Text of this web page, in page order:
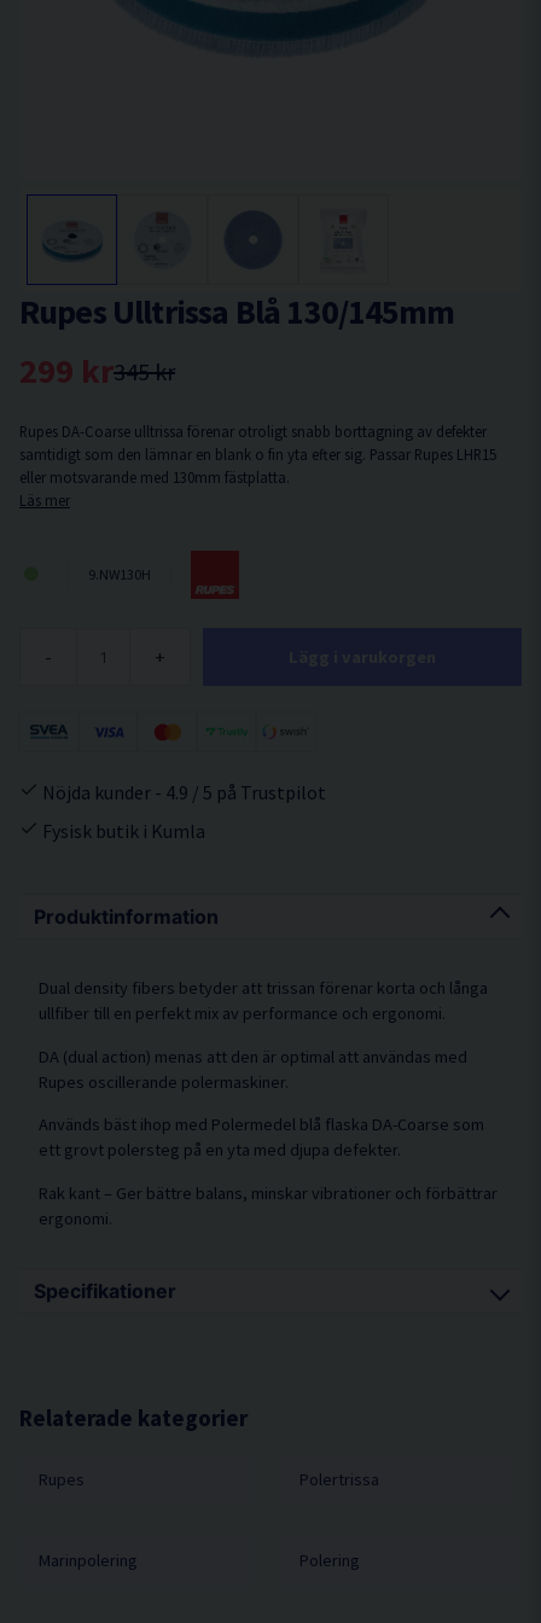
Produktinformation
Dual density fibers betyder att trissan förenar korta och långa
ullfiber till en perfekt mix av performance och ergonomi.
DA (dual action) menas att den är optimal att användas med
Rupes oscillerande polermaskiner.
Används bäst ihop med Polermedel blå flaska DA-Coarse som
ett grovt polersteg på en yta med djupa defekter.
Rak kant – Ger bättre balans, minskar vibrationer och förbättrar
ergonomi.
Specifikationer
Relaterade kategorier
Rupes Polertrissa
Marinpolering Polering
Rupes Ulltrissa Blå 130/145mm
345 kr
299 kr
Rupes DA-Coarse ulltrissa förenar otroligt snabb borttagning av defekter
samtidigt som den lämnar en blank o fin yta efter sig. Passar Rupes LHR15
eller motsvarande med 130mm fästplatta.
Läs mer
9.NW130H
- +
Nöjda kunder - 4.9 / 5 på Trustpilot
Fysisk butik i Kumla